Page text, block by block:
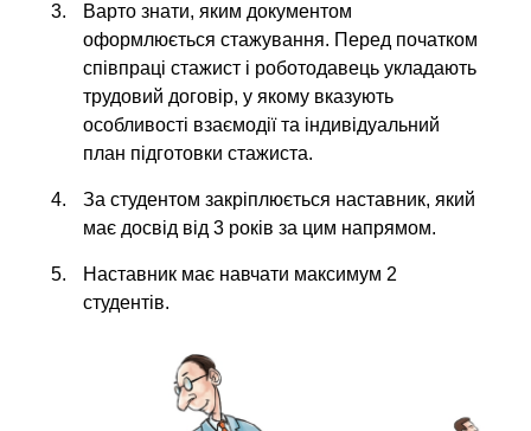
Варто знати, яким документом
оформлюється стажування. Перед початком
співпраці стажист і роботодавець укладають
трудовий договір, у якому вказують
особливості взаємодії та індивідуальний
план підготовки стажиста.
За студентом закріплюється наставник, який
має досвід від 3 років за цим напрямом.
Наставник має навчати максимум 2
студентів.